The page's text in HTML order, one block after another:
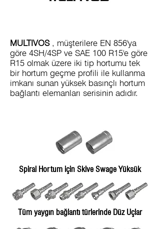
MULTIVOS, müşterilere EN 856'ya
göre 4SH/4SP ve SAE 100 R15'e göre
R15 olmak üzere iki tip hortumu tek
bir hortum geçme profili ile kullanma
imkanı sunan yüksek basınçlı hortum
bağlantı elemanları serisinin adıdır.
Spiral Hortum için Skive Swage Yüksük
Tüm yaygın bağlantı türlerinde Düz Uçlar